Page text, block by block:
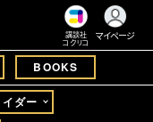
講談社
コクリコ
マイページ
BOOKS
ダー